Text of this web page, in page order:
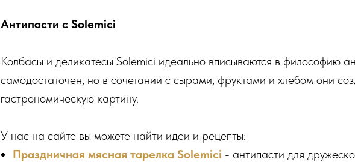
Антипасти с Solemici
Колбасы и деликатесы Solemici идеально вписываются в философию
самодостаточен, но в сочетании с сырами, фруктами и хлебом они
гастрономическую картину.
У нас на сайте вы можете найти идеи и рецепты:
Праздничная мясная тарелка Solemici - антипасти для